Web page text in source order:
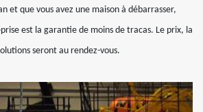
et que vous avez une maison à débarrasser,
est la garantie de moins de tracas. Le prix, la
seront au rendez-vous.